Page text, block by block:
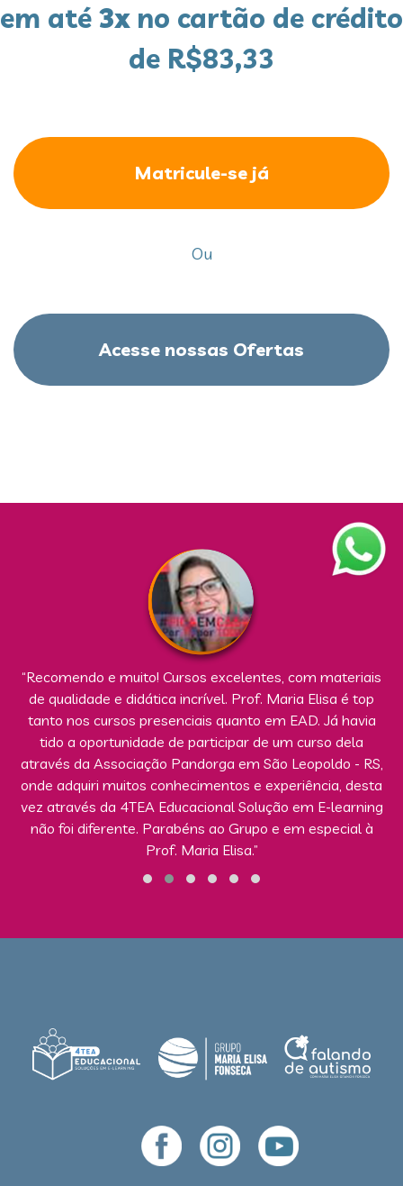
em até 3x no cartão de crédito
de R$83,33
Matricule-se já
Ou
Acesse nossas Ofertas
“Recomendo e muito! Cursos excelentes, com materiais
de qualidade e didática incrível. Prof. Maria Elisa é top
tanto nos cursos presenciais quanto em EAD. Já havia
tido a oportunidade de participar de um curso dela
através da Associação Pandorga em São Leopoldo - RS,
onde adquiri muitos conhecimentos e experiência, desta
vez através da 4TEA Educacional Solução em E-learning
não foi diferente. Parabéns ao Grupo e em especial à
Prof. Maria Elisa.”